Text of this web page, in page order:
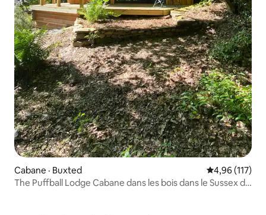
Cabane · Buxted Note
4,96 (117)
The Puffball Lodge Cabane dans les bois dans le Sussex de